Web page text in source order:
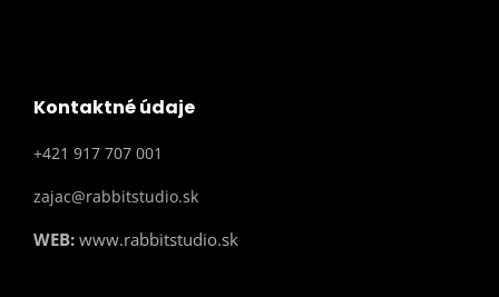
Kontaktné údaje
+421 917 707 001
zajac@rabbitstudio.sk
WEB: www.rabbitstudio.sk